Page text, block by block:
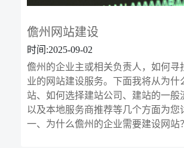
儋州网站建设
时间:2025-09-02
儋州的企业主或相关负责人，如何寻
业的网站建设服务。下面我将从为什
站、如何选择建站公司、建站的一般
以及本地服务商推荐等几个方面为您
一、为什么儋州的企业需要建设网站